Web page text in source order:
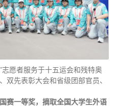
志愿者服务于十五运会和残特奥
双先表彰大会和省级团部官员、
赛一等奖，摘取全国大学生外语